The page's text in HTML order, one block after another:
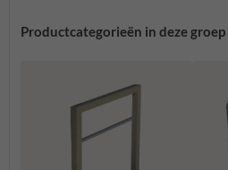
Productcategorieën in deze groep